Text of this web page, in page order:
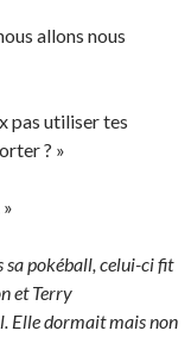
allons nous
pas utiliser tes
? »
sa pokéball, celui-ci fit
et Terry
Elle dormait mais non